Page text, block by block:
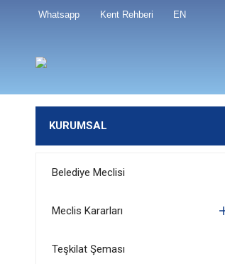
Whatsapp Kent Rehberi EN
KURUMSAL
Belediye Meclisi
Meclis Kararları
Teşkilat Şeması